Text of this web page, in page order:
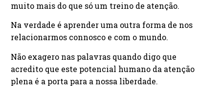
muito mais do que só um treino de atenção.
Na verdade é aprender uma outra forma de nos
relacionarmos connosco e com o mundo.
Não exagero nas palavras quando digo que
acredito que este potencial humano da atenção
plena é a porta para a nossa liberdade.